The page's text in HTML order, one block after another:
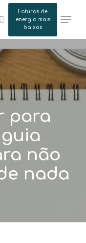
search
Faturas de
energia mais
baixas
para
não
nada